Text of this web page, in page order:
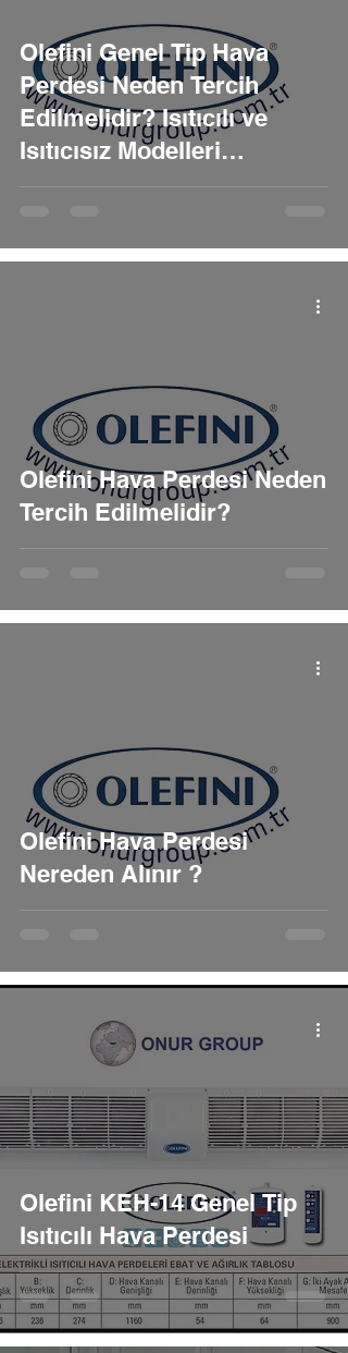
Olefini Genel Tip Hava
Perdesi Neden Tercih
Edilmelidir? Isıtıcılı ve
Isıtıcısız Modelleri
Nelerdir?
Olefini Hava Perdesi Neden
Tercih Edilmelidir?
Olefini Hava Perdesi
Nereden Alınır ?
Olefini KEH-14 Genel Tip
Isıtıcılı Hava Perdesi